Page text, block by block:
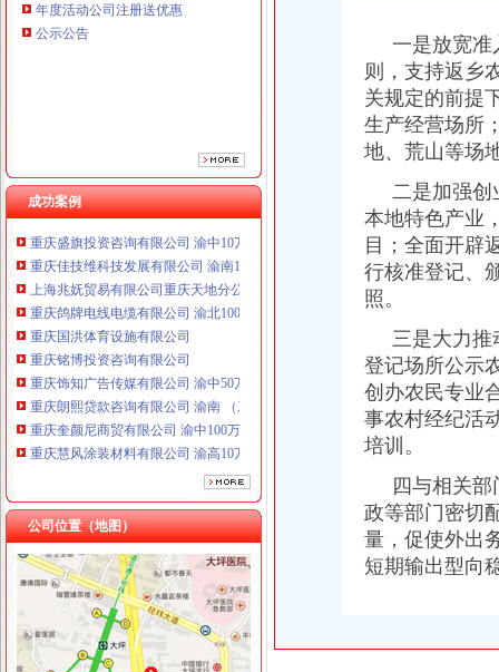
年度活动公司注册送优惠
公示公告
成功案例
重庆鸽牌电线电缆有限公司 渝北10010万 (进出口权)
重庆奎颜尼商贸有限公司 渝中100万 （工商注册）
重庆慧风涂装材料有限公司 渝高10万 （工商注册）
重庆欧氏科技发展有限公司 渝九50万 （进出口权）
重庆佳技维科技发展有限公司 渝南100万 （进出口权）
上海兆妩贸易有限公司重庆天地分公司 渝中 （工商注册）
重庆鸽牌电线电缆有限公司 渝北10010万 (进出口权)
重庆国洪体育设施有限公司
重庆铭博投资咨询有限公司
重庆饰知广告传媒有限公司 渝中50万 （工商注册）
重庆朗熙贷款咨询有限公司 渝南 （工商注册）
重庆奎颜尼商贸有限公司 渝中100万 （工商注册）
重庆慧风涂装材料有限公司 渝高10万 （工商注册）
重庆欧氏科技发展有限公司 渝九50万 （进出口权）
重庆盛旗投资咨询有限公司 渝中10万 （工商注册）
重庆佳技维科技发展有限公司 渝南100万 （进出口权）
上海兆妩贸易有限公司重庆天地分公司 渝中 （工商注册）
公司位置（地图）
工商动态
一是放宽准
则，支持返乡
关规定的前提
生产经营场所
地、荒山等场
二是加强创
本地特色产业
目；全面开辟
行核准登记、
照。
三是大力推
登记场所公示
创办农民专业
事农村经纪活
培训。
四与相关部
政等部门密切
量，促使外出
短期输出型向